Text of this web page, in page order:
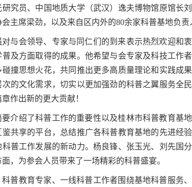
研究员、中国地质大学（武汉）逸夫博物馆原馆长
主席梁劲，以及来自区内外的80余家科普基地负责
对与会领导、专家与同仁们的到来表示热烈欢迎和
普及方面取得的成果。他希望与会专家及科技工作
碰撞思想火花，共同推出更多高质量理论和实践成
次的文化需求，切实以更加强劲的科普之翼服务全
作出新的更大贡献！
要介绍了科普工作的重要性以及桂林市科普教育基
鉴共享的平台，总结推广各科普教育基地的先进经
科普工作发展的新动力。杨良锋、张玉光、刘先国
，为参会人员带来了一场精彩的科普盛宴。
科普教育专家、一线科普工作者围绕基地科普服务